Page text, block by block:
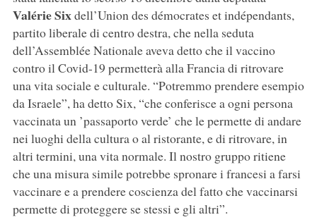
Valérie Sixdell’Union des démocrates et indépendants,
partito liberale di centro destra, che nella seduta
dell’Assemblée Nationale aveva detto che il vaccino
contro il Covid-19 permetterà alla Francia di ritrovare
una vita sociale e culturale. “Potremmo prendere esempio
da Israele”, ha detto Six, “che conferisce a ogni persona
vaccinata un ’passaporto verde’ che le permette di andare
nei luoghi della cultura o al ristorante, e di ritrovare, in
altri termini, una vita normale. Il nostro gruppo ritiene
che una misura simile potrebbe spronare i francesi a farsi
vaccinare e a prendere coscienza del fatto che vaccinarsi
permette di proteggere se stessi e gli altri”.